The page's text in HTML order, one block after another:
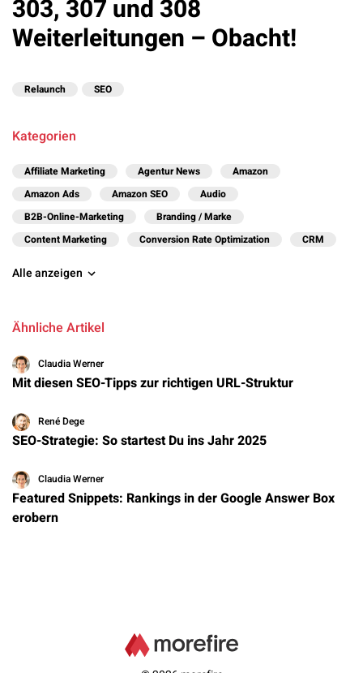
303, 307 und 308
Weiterleitungen – Obacht!
Relaunch SEO
Kategorien
Affiliate Marketing Agentur News
Amazon
Amazon Ads
Amazon SEO
Audio
B2B-Online-Marketing
Branding / Marke
Content Marketing
Conversion Rate Optimization CRM
Alle anzeigen
Ähnliche Artikel
Claudia Werner
Mit diesen SEO-Tipps zur richtigen URL-Struktur
René Dege
SEO-Strategie: So startest Du ins Jahr 2025
Claudia Werner
Featured Snippets: Rankings in der Google Answer Box
erobern